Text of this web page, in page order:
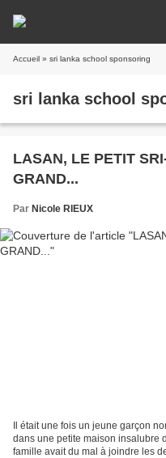
Accueil » sri lanka school sponsoring
sri lanka school
LASAN, LE PETIT
GRAND...
Par Nicole RIEUX
Il était une fois un jeune garçon
dans une petite maison insalubre
famille avait du mal à joindre les